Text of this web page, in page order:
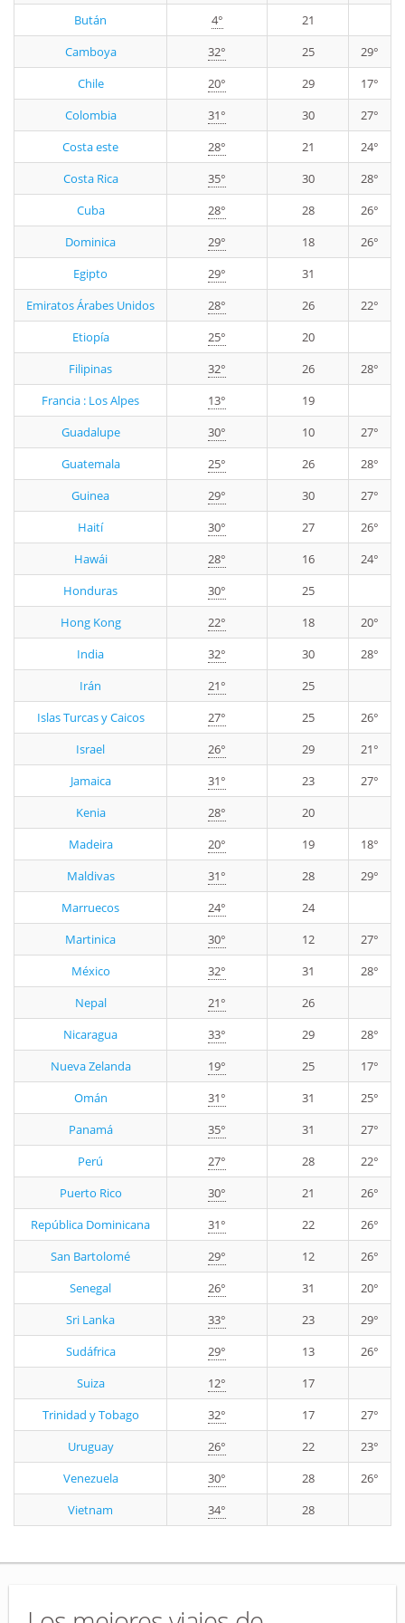
Bután
4°
21
Camboya
32° 25
29°
Chile
20° 29
17°
Colombia
31° 30
27°
Costa este
28° 21
24°
Costa Rica
35° 30
28°
Cuba
28° 28
26°
Dominica
29° 18
26°
Egipto
29°
31
Emiratos Árabes Unidos
28° 26
22°
Etiopía
25°
20
Filipinas
32° 26
28°
Francia : Los Alpes
13°
19
Guadalupe
30° 10
27°
Guatemala
25° 26
28°
Guinea
29° 30
27°
Haití
30° 27
26°
Hawái
28° 16
24°
Honduras
30°
25
Hong Kong
22° 18
20°
India
32° 30
28°
Irán
21°
25
Islas Turcas y Caicos
27° 25
26°
Israel
26° 29
21°
Jamaica
31° 23
27°
Kenia
28°
20
Madeira
20° 19
18°
Maldivas
31° 28
29°
Marruecos
24°
24
Martinica
30° 12
27°
México
32° 31
28°
Nepal
21°
26
Nicaragua
33° 29
28°
Nueva Zelanda
19° 25
17°
Omán
31° 31
25°
Panamá
35° 31
27°
Perú
27° 28
22°
Puerto Rico
30° 21
26°
República Dominicana
31° 22
26°
San Bartolomé
29° 12
26°
Senegal
26° 31
20°
Sri Lanka
33° 23
29°
Sudáfrica
29° 13
26°
Suiza
12°
17
Trinidad y Tobago
32° 17
27°
Uruguay
26° 22
23°
Venezuela
30° 28
26°
Vietnam
34° 28